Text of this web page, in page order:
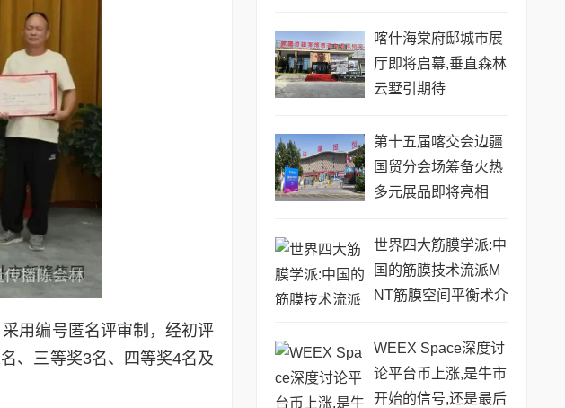
用编号匿名评审制，经初评
、三等奖3名、四等奖4名及
喀什海棠府邸城市展
厅即将启幕,垂直森林
云墅引期待
第十五届喀交会边疆
国贸分会场筹备火热
多元展品即将亮相
世界四大筋膜学派:中
国的筋膜技术流派M
NT筋膜空间平衡术介
WEEX Space深度讨
论平台币上涨,是牛市
开始的信号,还是最后